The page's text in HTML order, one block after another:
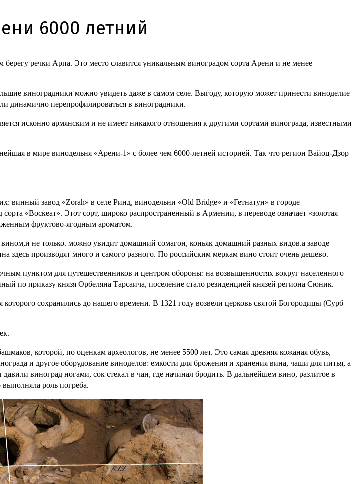
6000 летний
речки Арпа. Это место славится уникальным виноградом сорта Арени и не менее
виноградники можно увидеть даже в самом селе. Выгоду, которую может принести виноделие
динамично перепрофилироваться в виноградники.
исконно армянским и не имеет никакого отношения к другими сортами винограда, известными
в мире винодельня «Арени-1» с более чем 6000-летней историей. Так что регион Вайоц-Дзор
винный завод «Zorah» в селе Ринд, винодельни «Old Bridge» и «Гетнатун» в городе
«Воскеат». Этот сорт, широко распространенный в Армении, в переводе означает «золотая
фруктово-ягодным ароматом.
не только. можно увидит домашний сомагон, коньяк домашний разных видов.а заводе
здесь производят много и самого разного. По российским меркам вино стоит очень дешево.
пунктом для путешественников и центром обороны: на возвышенностях вокруг населенного
по приказу князя Орбеляна Тарсаича, поселение стало резиденцией князей региона Сюник.
сохранились до нашего времени. В 1321 году возвели церковь святой Богородицы (Сурб
которой, по оценкам археологов, не менее 5500 лет. Это самая древняя кожаная обувь,
и другое оборудование виноделов: емкости для брожения и хранения вина, чаши для питья, а
виноград ногами, сок стекал в чан, где начинал бродить. В дальнейшем вино, разлитое в
выполняла роль погреба.